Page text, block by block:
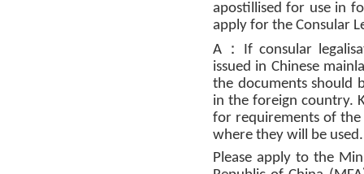
apostillised for use in
apply for the Consular
A ： If consular
issued in Chinese
the documents should
in the foreign country.
for requirements of
where they will be used.
Please apply to the